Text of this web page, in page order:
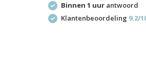
Binnen 1 uurantwoord
Klantenbeoordeling 9.2/